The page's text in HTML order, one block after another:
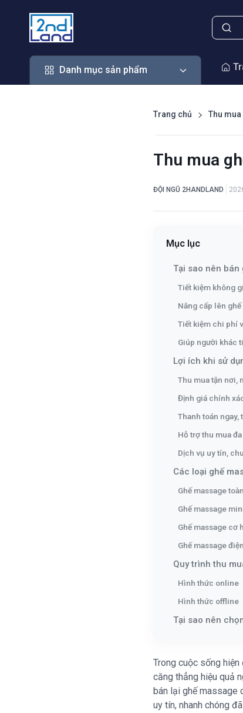
Danh mục sản phẩm
Danh mục sản phẩm
Trang chủ Thu mua
Thu mua
ĐỘI NGŨ 2HANDLAND
Mục lục
Tại sao nên bán
Tiết kiệm không
Nâng cấp lên
Tiết kiệm chi phí
Giúp người khác
Lợi ích khi sử
Thu mua tận nơi,
Định giá chính
Thanh toán ngay,
Hỗ trợ thu mua
Dịch vụ uy tín,
Các loại ghế
Ghế massage
Ghế massage
Ghế massage cơ
Ghế massage
Quy trình thu
Hình thức online
Hình thức offline
Tại sao nên
Trong cuộc sống
căng thẳng hiệu quả
bán lại ghế massage
uy tín, nhanh chóng